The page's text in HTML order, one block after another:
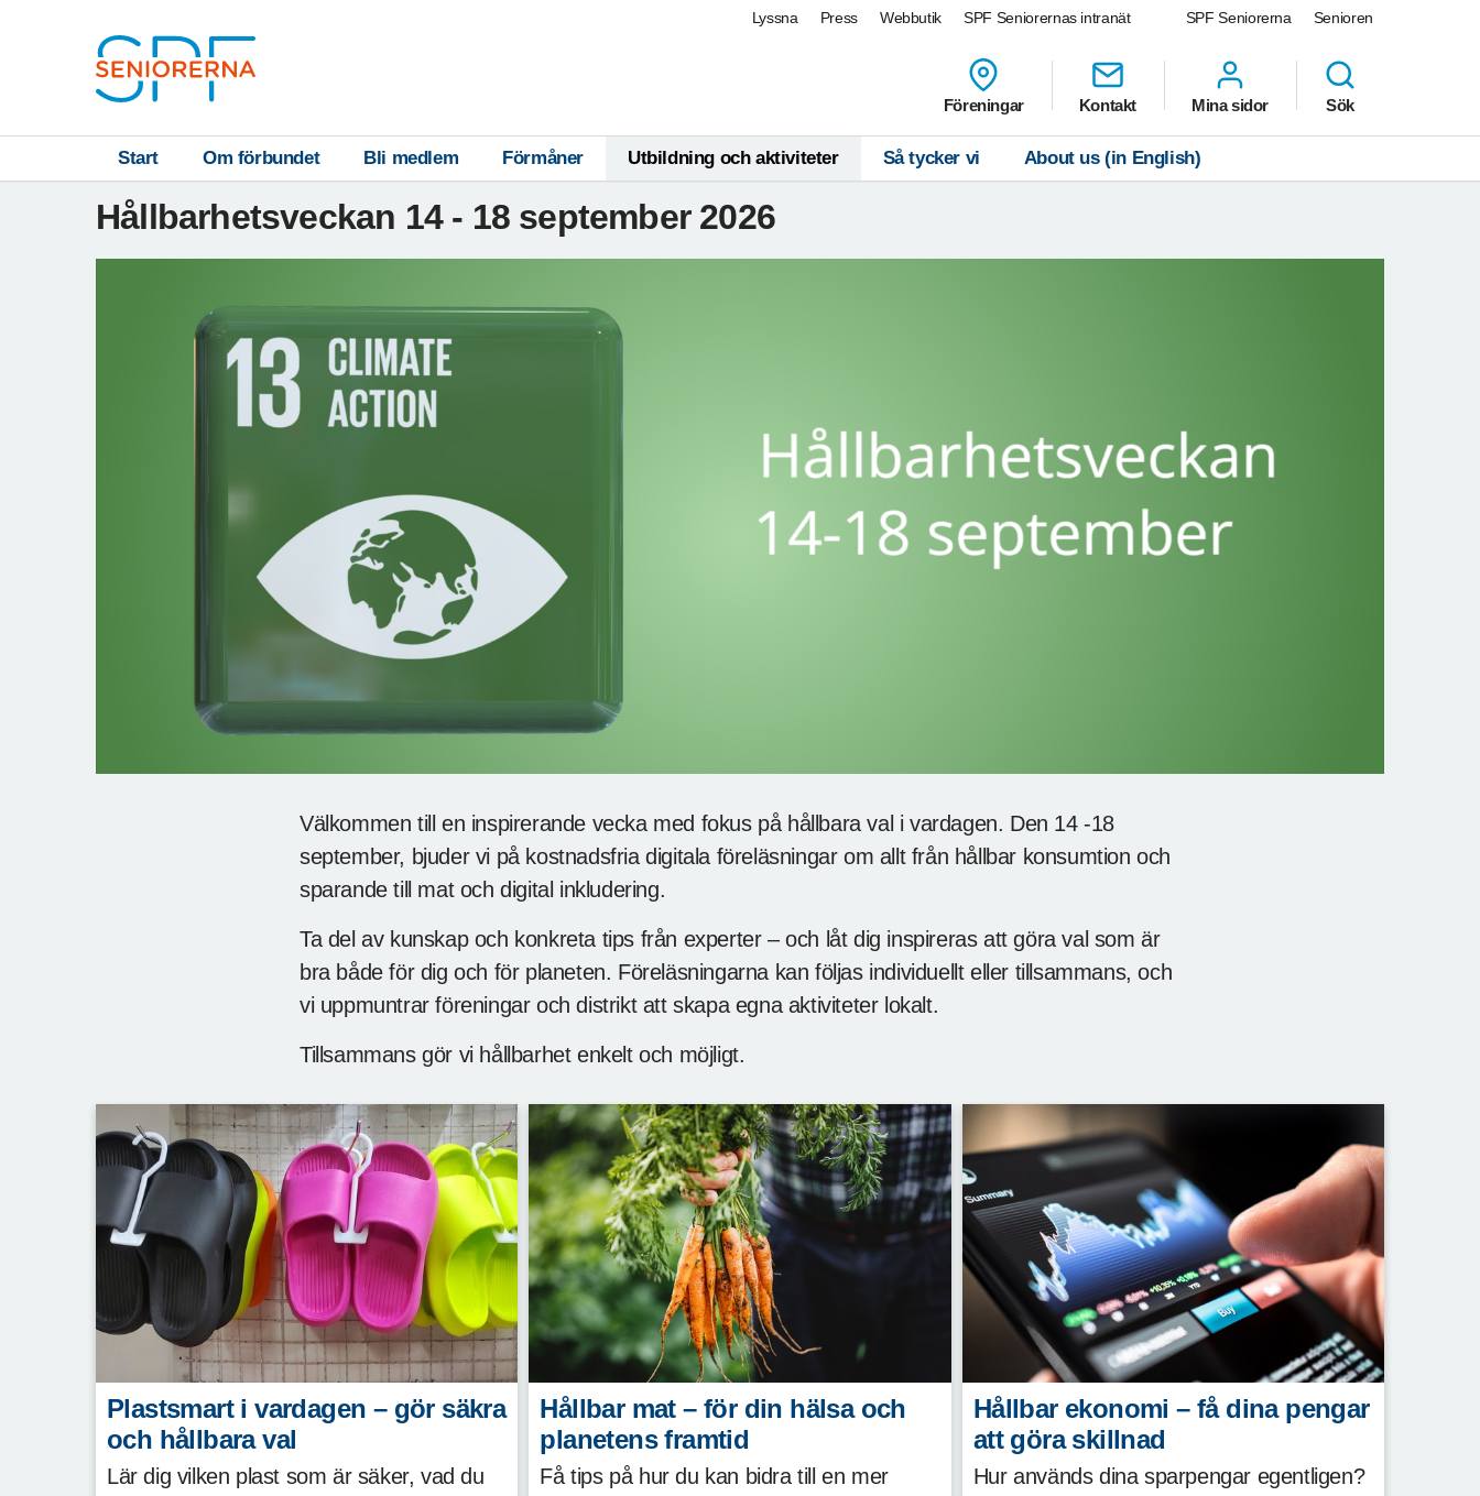
SPF Seniorerna Senioren
Lyssna Press Webbutik SPF Seniorernas intranät
A
Föreningar Kontakt Mina sidor Sök
Start Om förbundet Bli medlem Förmåner Utbildning och aktiviteter Så tycker vi About us (in English)
Hållbarhetsveckan 14 - 18 september 2026
Välkommen till en inspirerande vecka med fokus på hållbara val i vardagen. Den 14 -18
september, bjuder vi på kostnadsfria digitala föreläsningar om allt från hållbar konsumtion och
sparande till mat och digital inkludering.
Ta del av kunskap och konkreta tips från experter – och låt dig inspireras att göra val som är
bra både för dig och för planeten. Föreläsningarna kan följas individuellt eller tillsammans, och
vi uppmuntrar föreningar och distrikt att skapa egna aktiviteter lokalt.
Tillsammans gör vi hållbarhet enkelt och möjligt.
Plastsmart i vardagen – gör säkra
och hållbara val
Lär dig vilken plast som är säker, vad du
Hållbar mat – för din hälsa och
planetens framtid
Få tips på hur du kan bidra till en mer
Hållbar ekonomi – få dina pengar
att göra skillnad
Hur används dina sparpengar egentligen?